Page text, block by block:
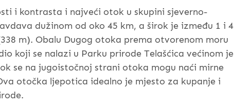
i kontrasta i najveći otok u skupini sjeverno-
dužinom od oko 45 km, a širok je između 1 i 4
m). Obalu Dugog otoka prema otvorenom moru
koji se nalazi u Parku prirode Telašćica većinom je
se na jugoistočnoj strani otoka mogu naći mirne
otočka ljepotica idealno je mjesto za kupanje i